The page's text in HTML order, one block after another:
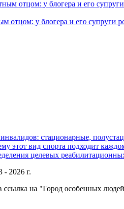
отцом: у блогера и его супруги
стационарные,
этот вид спорта подходит
целевых
2026 г.
на "Город особенных